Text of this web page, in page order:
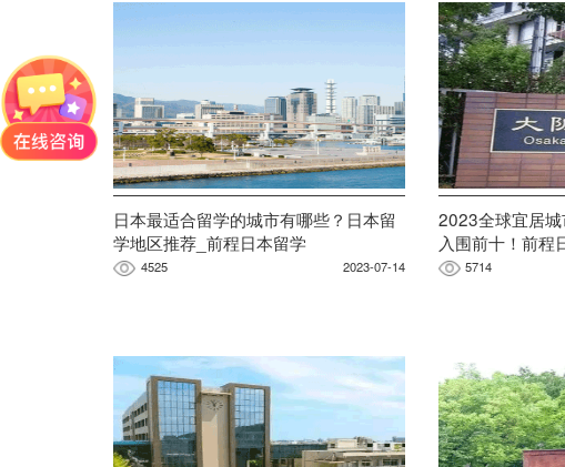
日本最适合留学的城市有哪些？日本留
学地区推荐_前程日本留学
4525 2023-07-14
2023全球宜居
入围前十！前程
5714